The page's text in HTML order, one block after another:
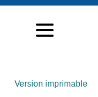
Version imprimable